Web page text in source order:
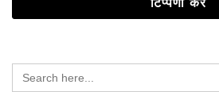
Search
for: